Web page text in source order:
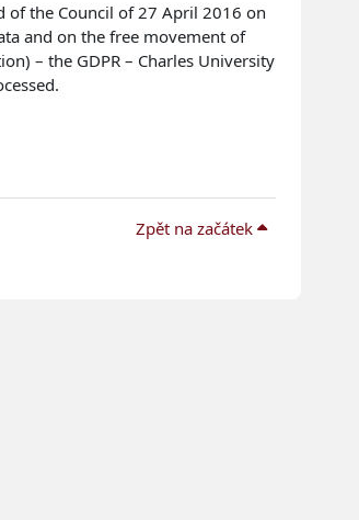
of the Council of 27 April 2016 on
and on the free movement of
– the GDPR – Charles University
Zpět na začátek